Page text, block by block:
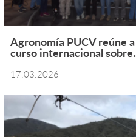
Agronomía PUCV reúne
curso internacional
17.03.2026